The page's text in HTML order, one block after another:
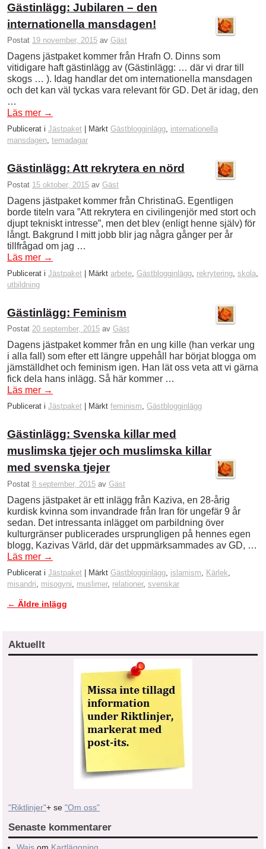
Gästinlägg: Jubilaren – den
internationella mansdagen!
Postat 19 november, 2015 av Gäst
Dagens jästpaket kommer från Hrafn O. Dinns som
vitidigare haft gästinlägg av (Gästinlägg: … där vi drar till
skogs … ). Idag handlar det om internationella mansdagen
och det kan väl tyckas vara relevant för GD. Det är idag, den
…
Läs mer →
Publicerat i Jästpaket Märkt Gästblogginlägg, internationella
mansdagen, temadagar
Gästinlägg: Att rekrytera en nörd
Postat 15 oktober, 2015 av Gäst
Dagens jästpaket kommer från ChristinaG. Egentligen
borde titeln vara ”Att rekrytera en civilingenjör med stort och
djupt tekniskt intresse”, men det blev (enligt henne själv) för
långt. Bakgrund I mitt jobb blir jag några gånger per år
tillfrågad om jag …
Läs mer →
Publicerat i Jästpaket | Märkt arbete Gästblogginlägg rekrytering skola
utbildning
Gästinlägg: Feminism
Postat 20 september, 2015 av Gäst
Dagens jästpaket kommer från en ung kille (han verkar ung
i alla fall) som efter ett längre uppehåll har börjat blogga om
jämställdhet och feminism igen. Han lät oss veta att vi gärna
fick dela hans inlägg. Så här kommer …
Läs mer →
Publicerat i Jästpaket Märkt feminism, Gästblogginlägg
Gästinlägg: Svenska killar med
muslimska tjejer och muslimska killar
med svenska tjejer
Postat 8 september, 2015 av Gäst
Dagens jästpaket är ett inlägg från Kaziva, en 28-årig
kurdisk kvinna som invandrade från Iran för ungefär 9 år
sedan. Det intressanta inlägget om parbildning över
kulturgränser publicerades ursprungligen på hennes egen
blogg, Kazivas Värld, där det uppmärksammades av GD, …
Läs mer →
Publicerat i Jästpaket | Märkt Gästblogginlägg islamism Kärlek
misandri
misogyni muslimer, relationer, svenskar
Inläggsnavigering
← Äldre inlägg
Aktuellt
"Riktlinjer"+ se "Om oss"
Senaste kommentarer